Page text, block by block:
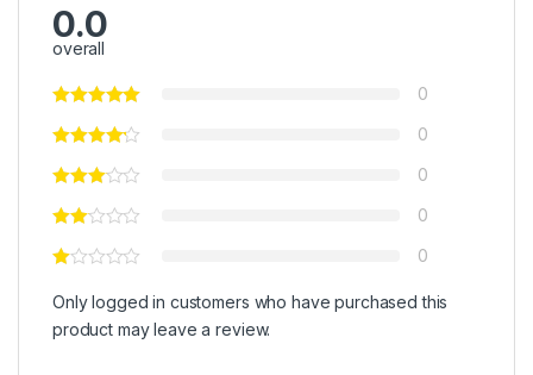
0.0
overall
0
0
0
0
0
Only logged in customers who have purchased this
product may leave a review.